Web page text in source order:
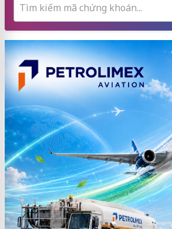
Tìm kiếm mã chứng khoán...